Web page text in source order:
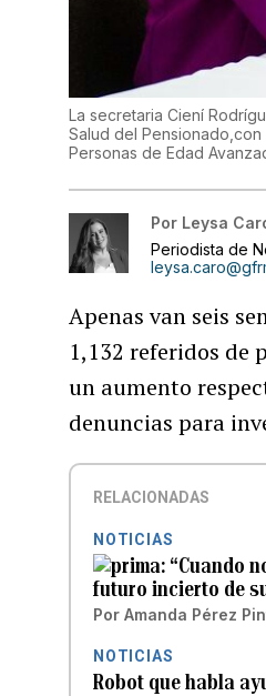
La secretaria Ciení
Salud del
Personas de Edad
Por Leysa
Periodista de
Apenas van seis
1,132 referidos de
un aumento
denuncias para
RELACIONADAS
NOTICIAS
“Cuando
futuro incierto de
Por Amanda Pérez
NOTICIAS
Robot que habla